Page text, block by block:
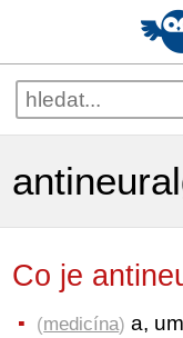
Co je
(medicína) a,